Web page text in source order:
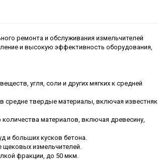
ремонта и обслуживания измельчителей
и высокую эффективность оборудования,
угля, соли и других мягких к средней
средне твердые материалы, включая известняк
материалов, включая древесину,
и больших кусков бетона.
измельчителей.
фракции, до 50 мкм.